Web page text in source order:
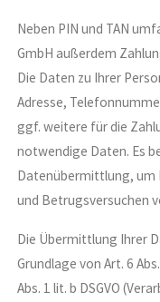
Neben PIN und TAN
GmbH außerdem
Die Daten zu Ihrer
Adresse,
ggf. weitere für die
notwendige Daten. Es
Datenübermittlung,
und Betrugsversuchen
Die Übermittlung Ihrer
Grundlage von Art. 6
Abs. 1 lit. b DSGVO